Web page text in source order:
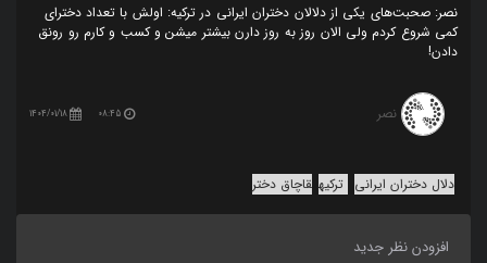
نصر: صحبت‌های یکی از دلالان دختران ایرانی در ترکیه: اولش با تعداد دخترای
کمی شروع کردم ولی الان روز به روز دارن بیشتر میشن و کسب و کارم رو‌ رونق
دادن!
نصر 08:45
1404/01/18
دلال دختران ایرانی ترکیه قاچاق دختر
افزودن نظر جدید